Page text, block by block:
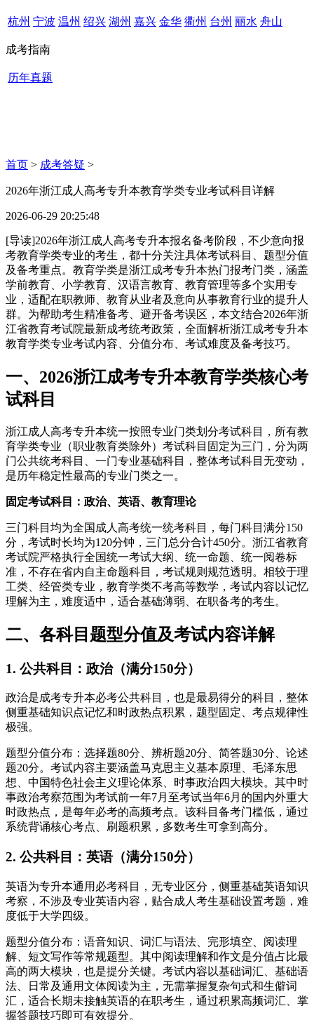
杭州 宁波 温州 绍兴 湖州 嘉兴 金华 衢州 台州 丽水 舟山
成考指南
历年真题
首页 > 成考答疑 >
2026年浙江成人高考专升本教育学类专业考试科目详解
2026-06-29 20:25:48
[导读]2026年浙江成人高考专升本报名备考阶段，不少意向报
考教育学类专业的考生，都十分关注具体考试科目、题型分值
及备考重点。教育学类是浙江成考专升本热门报考门类，涵盖
学前教育、小学教育、汉语言教育、教育管理等多个实用专
业，适配在职教师、教育从业者及意向从事教育行业的提升人
群。为帮助考生精准备考、避开备考误区，本文结合2026年浙
江省教育考试院最新成考统考政策，全面解析浙江成考专升本
教育学类专业考试内容、分值分布、考试难度及备考技巧。
一、2026浙江成考专升本教育学类核心考
试科目
浙江成人高考专升本统一按照专业门类划分考试科目，所有教
育学类专业（职业教育类除外）考试科目固定为三门，分为两
门公共统考科目、一门专业基础科目，整体考试科目无变动，
是历年稳定性最高的专业门类之一。
固定考试科目：政治、英语、教育理论
三门科目均为全国成人高考统一统考科目，每门科目满分150
分，考试时长均为120分钟，三门总分合计450分。浙江省教育
考试院严格执行全国统一考试大纲、统一命题、统一阅卷标
准，不存在省内自主命题科目，考试规则规范透明。相较于理
工类、经管类专业，教育学类不考高等数学，考试内容以记忆
理解为主，难度适中，适合基础薄弱、在职备考的考生。
二、各科目题型分值及考试内容详解
1. 公共科目：政治（满分150分）
政治是成考专升本必考公共科目，也是最易得分的科目，整体
侧重基础知识点记忆和时政热点积累，题型固定、考点规律性
极强。
题型分值分布：选择题80分、辨析题20分、简答题30分、论述
题20分。考试内容主要涵盖马克思主义基本原理、毛泽东思
想、中国特色社会主义理论体系、时事政治四大模块。其中时
事政治考察范围为考试前一年7月至考试当年6月的国内外重大
时政热点，是每年必考的高频考点。该科目备考门槛低，通过
系统背诵核心考点、刷题积累，多数考生可拿到高分。
2. 公共科目：英语（满分150分）
英语为专升本通用必考科目，无专业区分，侧重基础英语知识
考察，不涉及专业英语内容，贴合成人考生基础设置考题，难
度低于大学四级。
题型分值分布：语音知识、词汇与语法、完形填空、阅读理
解、短文写作等常规题型。其中阅读理解和作文是分值占比最
高的两大模块，也是提分关键。考试内容以基础词汇、基础语
法、日常及通用文体阅读为主，无需掌握复杂句式和生僻词
汇，适合长期未接触英语的在职考生，通过积累高频词汇、掌
握答题技巧即可有效提分。